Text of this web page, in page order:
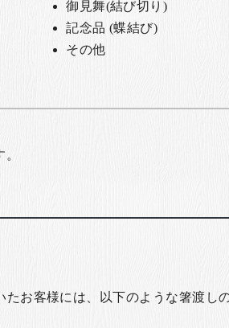
御見舞(結び切り)
記念品 (蝶結び)
その他
お客様には、以下のような箸渡し